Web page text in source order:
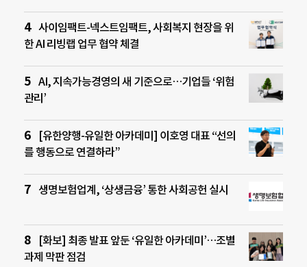
사이임팩트-넥스트임팩트, 사회복지 현장을 위
한 AI 리빙랩 업무 협약 체결
AI, 지속가능경영의 새 기준으로…기업들 ‘위험
관리’
[유한양행-유일한 아카데미] 이호영 대표 “선의
를 행동으로 연결하라”
생명보험업계, ‘상생금융’ 통한 사회공헌 실시
[화보] 최종 발표 앞둔 ‘유일한 아카데미’…조별
과제 막판 점검